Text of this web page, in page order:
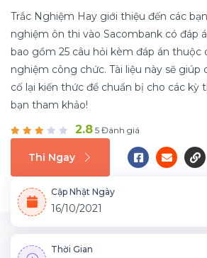
Trắc Nghiệm Hay giới thiệu đến các
nghiệm ôn thi vào Sacombank có đáp
bao gồm 25 câu hỏi kèm đáp án thuộc
nghiệm công chức. Tài liệu này sẽ giúp
cố lại kiến thức để chuẩn bị cho các kỳ
bạn tham khảo!
2.8 5 Đánh giá
Thi Ngay
Cập Nhật Ngày
16/10/2021
Thời Gian